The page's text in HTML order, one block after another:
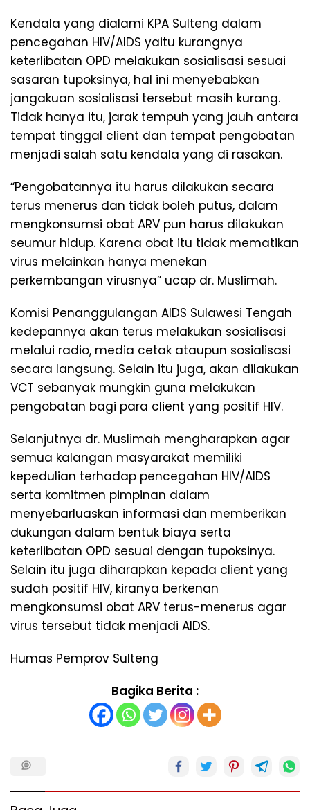
Kendala yang dialami KPA Sulteng dalam
pencegahan HIV/AIDS yaitu kurangnya
keterlibatan OPD melakukan sosialisasi sesuai
sasaran tupoksinya, hal ini menyebabkan
jangakuan sosialisasi tersebut masih kurang.
Tidak hanya itu, jarak tempuh yang jauh antara
tempat tinggal client dan tempat pengobatan
menjadi salah satu kendala yang di rasakan.
“Pengobatannya itu harus dilakukan secara
terus menerus dan tidak boleh putus, dalam
mengkonsumsi obat ARV pun harus dilakukan
seumur hidup. Karena obat itu tidak mematikan
virus melainkan hanya menekan
perkembangan virusnya” ucap dr. Muslimah.
Komisi Penanggulangan AIDS Sulawesi Tengah
kedepannya akan terus melakukan sosialisasi
melalui radio, media cetak ataupun sosialisasi
secara langsung. Selain itu juga, akan dilakukan
VCT sebanyak mungkin guna melakukan
pengobatan bagi para client yang positif HIV.
Selanjutnya dr. Muslimah mengharapkan agar
semua kalangan masyarakat memiliki
kepedulian terhadap pencegahan HIV/AIDS
serta komitmen pimpinan dalam
menyebarluaskan informasi dan memberikan
dukungan dalam bentuk biaya serta
keterlibatan OPD sesuai dengan tupoksinya.
Selain itu juga diharapkan kepada client yang
sudah positif HIV, kiranya berkenan
mengkonsumsi obat ARV terus-menerus agar
virus tersebut tidak menjadi AIDS.
Humas Pemprov Sulteng
Bagika Berita :